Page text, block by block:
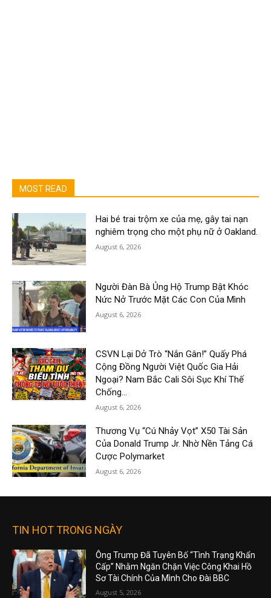
MOST READ
Hai bé trai trộm xe của mẹ, gây tai nạn
nghiêm trọng cho một phụ nữ ở Oakland.
August 6, 2026
Người Đàn Bà Ủng Hộ Trump Bật Khóc
Nức Nở Trước Mặt Các Con Của Mình
August 6, 2026
CSVN Lại Dở Trò “Nắn Gân!” Quấy Phá
Cộng Đồng Người Việt Quốc Gia Hải
Ngoại? Nam Bắc Cali Sôi Sục Khí Thế
Chống...
August 6, 2026
Thương Vụ “Cú Nhảy Vọt” X50 Tài Sản
Của Donald Trump Jr. Nhờ Nền Tảng Cá
Cược Polymarket
August 6, 2026
TIN HOT TRONG NGÀY
Ông Trump Đã Tuyên Bố “Tình Trạng Khẩn
Cấp” Nhằm Ngăn Chặn Việc Công Khai Hồ
Sơ Tài Chính Của Mình Cho Đài BBC
August 5, 2026